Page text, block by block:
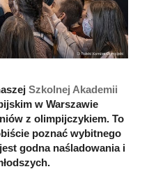
Szkolnej Akademii
w Warszawie
z olimpijczykiem. To
poznać wybitnego
godna naśladowania i